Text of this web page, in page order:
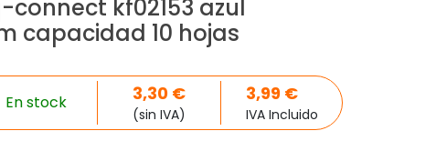
kf02153 azul
capacidad 10 hojas
En stock 3,30 €
(sin IVA)
3,99 €
IVA Incluido